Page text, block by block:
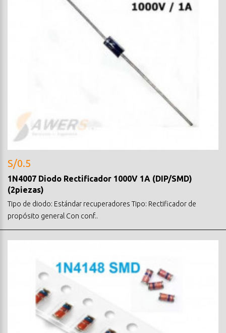
S/0.5
1N4007 Diodo Rectificador 1000V 1A (DIP/SMD)
(2piezas)
Tipo de diodo: Estándar recuperadores Tipo: Rectificador de
propósito general Con conf..